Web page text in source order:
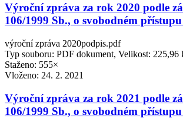
Výroční zpráva za rok 2020 podle
106/1999 Sb., o svobodném
výroční zpráva 2020podpis.pdf
Typ souboru: PDF dokument, Velikost: 225,96
Staženo: 555×
Vloženo: 24. 2. 2021
Výroční zpráva za rok 2021 podle
106/1999 Sb., o svobodném